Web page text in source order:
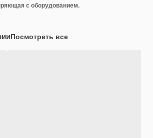
с оборудованием.
Посмотреть все